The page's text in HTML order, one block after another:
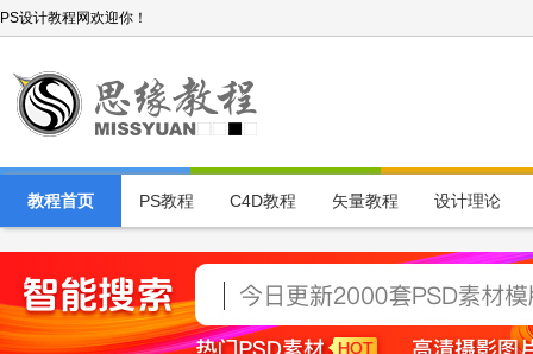
PS设计教程网欢迎你！
教程首页 PS教程 C4D教程 矢量教程 设计理论